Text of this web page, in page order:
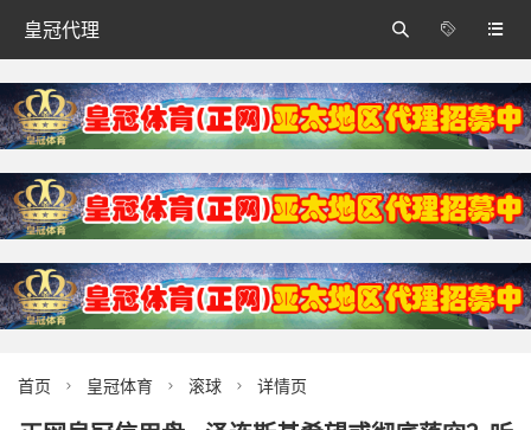
皇冠代理 


首页  皇冠体育  滚球  详情页